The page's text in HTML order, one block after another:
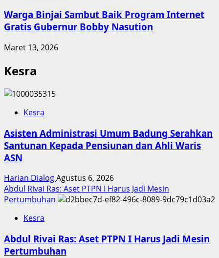
Warga Binjai Sambut Baik Program Internet
Gratis Gubernur Bobby Nasution
Maret 13, 2026
Kesra
Kesra
Asisten Administrasi Umum Badung Serahkan
Santunan Kepada Pensiunan dan Ahli Waris
ASN
Harian DialogAgustus 6, 2026
Abdul Rivai Ras: Aset PTPN I Harus Jadi Mesin
Pertumbuhan
Kesra
Abdul Rivai Ras: Aset PTPN I Harus Jadi Mesin
Pertumbuhan